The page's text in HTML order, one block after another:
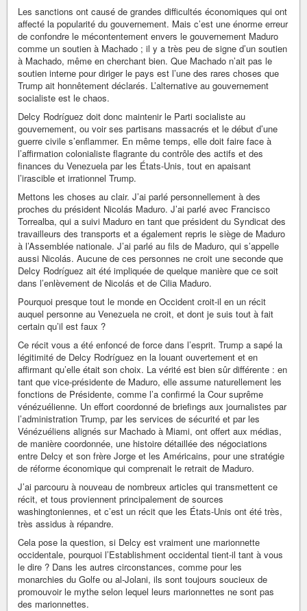
Les sanctions ont causé de grandes difficultés économiques qui ont
affecté la popularité du gouvernement. Mais c’est une énorme erreur
de confondre le mécontentement envers le gouvernement Maduro
comme un soutien à Machado ; il y a très peu de signe d’un soutien
à Machado, même en cherchant bien. Que Machado n’ait pas le
soutien interne pour diriger le pays est l’une des rares choses que
Trump ait honnêtement déclarés. L’alternative au gouvernement
socialiste est le chaos.
Delcy Rodríguez doit donc maintenir le Parti socialiste au
gouvernement, ou voir ses partisans massacrés et le début d’une
guerre civile s’enflammer. En même temps, elle doit faire face à
l’affirmation colonialiste flagrante du contrôle des actifs et des
finances du Venezuela par les États-Unis, tout en apaisant
l’irascible et irrationnel Trump.
Mettons les choses au clair. J’ai parlé personnellement à des
proches du président Nicolás Maduro. J’ai parlé avec Francisco
Torrealba, qui a suivi Maduro en tant que président du Syndicat des
travailleurs des transports et a également repris le siège de Maduro
à l’Assemblée nationale. J’ai parlé au fils de Maduro, qui s’appelle
aussi Nicolás. Aucune de ces personnes ne croit une seconde que
Delcy Rodríguez ait été impliquée de quelque manière que ce soit
dans l’enlèvement de Nicolás et de Cilia Maduro.
Pourquoi presque tout le monde en Occident croit-il en un récit
auquel personne au Venezuela ne croit, et dont je suis tout à fait
certain qu’il est faux ?
Ce récit vous a été enfoncé de force dans l’esprit. Trump a sapé la
légitimité de Delcy Rodríguez en la louant ouvertement et en
affirmant qu’elle était son choix. La vérité est bien sûr différente : en
tant que vice-présidente de Maduro, elle assume naturellement les
fonctions de Présidente, comme l’a confirmé la Cour suprême
vénézuélienne. Un effort coordonné de briefings aux journalistes par
l’administration Trump, par les services de sécurité et par les
Vénézuéliens alignés sur Machado à Miami, ont offert aux médias,
de manière coordonnée, une histoire détaillée des négociations
entre Delcy et son frère Jorge et les Américains, pour une stratégie
de réforme économique qui comprenait le retrait de Maduro.
J’ai parcouru à nouveau de nombreux articles qui transmettent ce
récit, et tous proviennent principalement de sources
washingtoniennes, et c’est un récit que les États-Unis ont été très,
très assidus à répandre.
Cela pose la question, si Delcy est vraiment une marionnette
occidentale, pourquoi l’Establishment occidental tient-il tant à vous
le dire ? Dans les autres circonstances, comme pour les
monarchies du Golfe ou al-Jolani, ils sont toujours soucieux de
promouvoir le mythe selon lequel leurs marionnettes ne sont pas
des marionnettes.